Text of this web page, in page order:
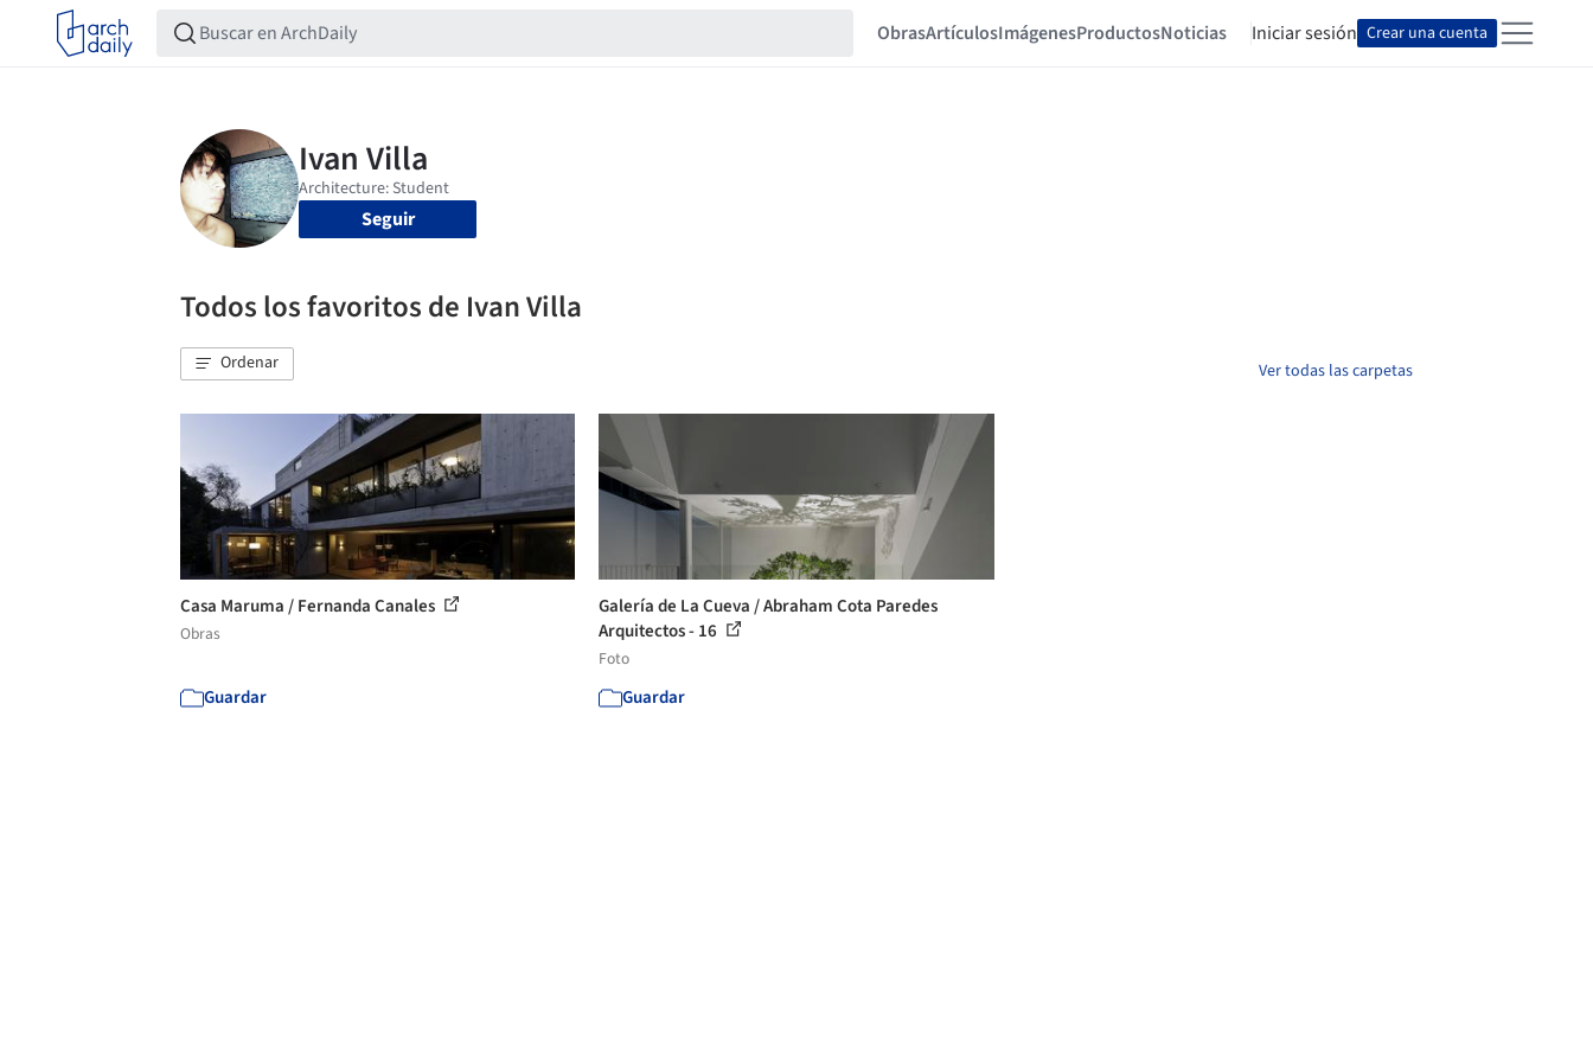
ObrasArtículosImágenesProductosNoticias Iniciar sesión Crear una cuenta
Seguir
Todos los favoritos de Ivan Villa
Ordenar Ver todas las carpetas
Casa Maruma / Fernanda Canales
Obras
Guardar
Galería de La Cueva / Abraham Cota Paredes
Arquitectos - 16
Foto
Guardar